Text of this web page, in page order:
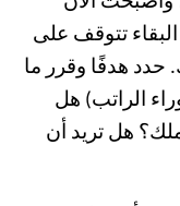
تتوقف على
حدد هدفًا وقرر ما
الراتب) هل
هل تريد أن